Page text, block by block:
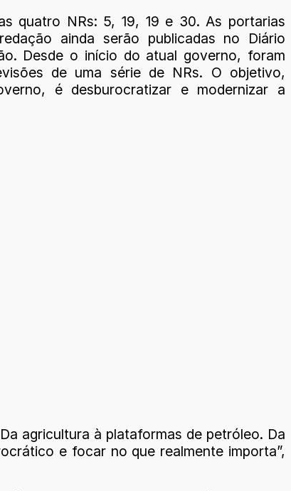
quatro NRs: 5, 19, 19 e 30. As portarias
ainda serão publicadas no Diário
Desde o início do atual governo, foram
de uma série de NRs. O objetivo,
é desburocratizar e modernizar a
agricultura à plataformas de petróleo. Da
e focar no que realmente importa”,